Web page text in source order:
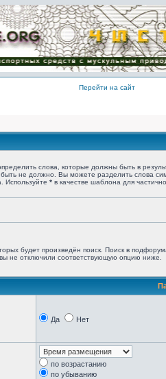
Перейти на сайт
слова, которые должны быть в
быть не должно. Вы можете разделить слова
Используйте * в качестве шаблона для
будет произведён поиск. Поиск в
не отключили соответствующую опцию ниже.
Да Нет
по возрастанию
по убыванию